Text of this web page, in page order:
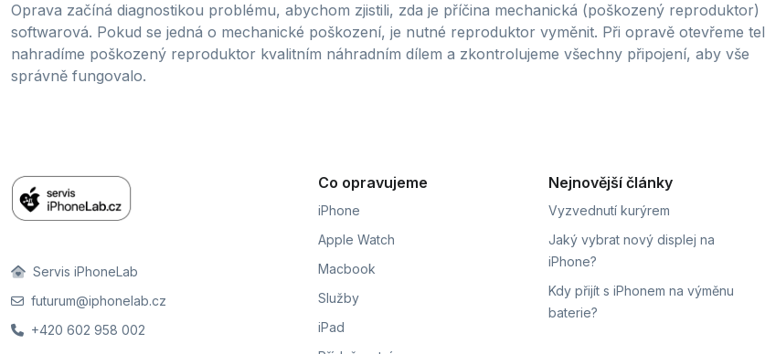
Oprava začíná diagnostikou problému, abychom zjistili, zda je příčina mechanická (poškozený reproduktor)
softwarová. Pokud se jedná o mechanické poškození, je nutné reproduktor vyměnit. Při opravě otevřeme
nahradíme poškozený reproduktor kvalitním náhradním dílem a zkontrolujeme všechny připojení, aby vše
správně fungovalo.
Servis iPhoneLab
futurum@iphonelab.cz
+420 602 958 002
Co opravujeme
iPhone
Apple Watch
Macbook
Služby
iPad
Nejnovější články
Vyzvednutí kurýrem
Jaký vybrat nový displej na
iPhone?
Kdy přijít s iPhonem na výměnu
baterie?